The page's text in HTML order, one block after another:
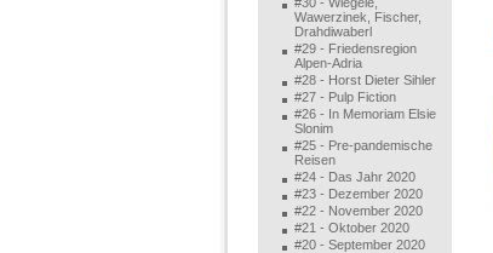
Wawerzinek, Fischer,
Drahdiwaberl
#29 - Friedensregion
Alpen-Adria
#28 - Horst Dieter Sihler
#27 - Pulp Fiction
#26 - In Memoriam Elsie
Slonim
#25 - Pre-pandemische
Reisen
#24 - Das Jahr 2020
#23 - Dezember 2020
#22 - November 2020
#21 - Oktober 2020
#20 - September 2020